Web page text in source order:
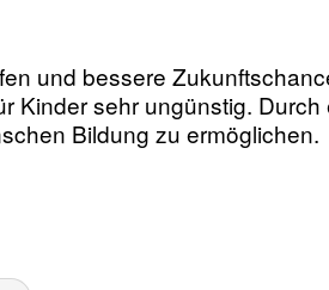
und bessere
Kinder sehr ungünstig.
Bildung zu ermöglichen.